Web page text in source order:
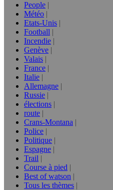
People
Météo
Etats-Unis
Football
Incendie
Genève
Valais
France
Italie
Allemagne
Russie
élections
route
Crans-Montana
Police
Politique
Espagne
Trail
Course à pied
Best of watson
Tous les thèmes